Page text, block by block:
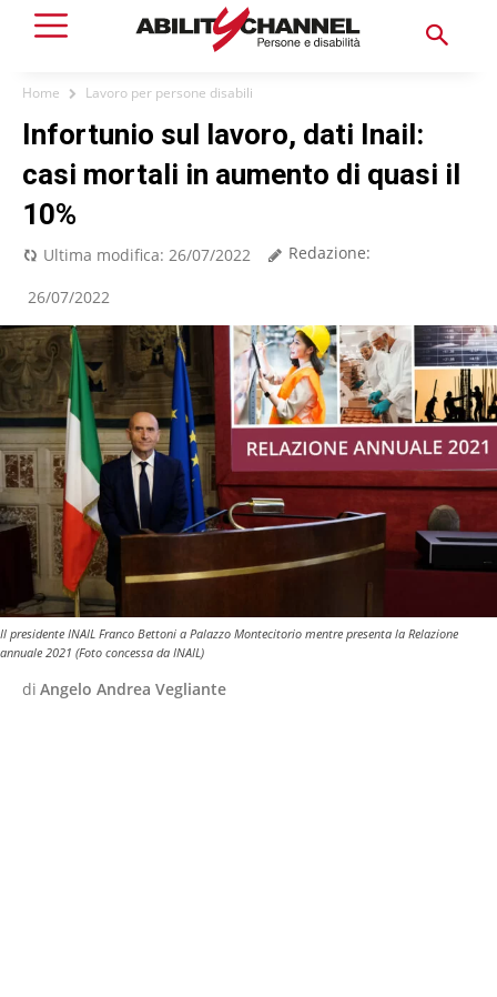
Home Lavoro per persone disabili
Infortunio sul lavoro, dati Inail:
casi mortali in aumento di quasi il
10%
Ultima modifica: 26/07/2022 Redazione:
26/07/2022
Il presidente INAIL Franco Bettoni a Palazzo Montecitorio mentre presenta la Relazione
annuale 2021 (Foto concessa da INAIL)
di Angelo Andrea Vegliante